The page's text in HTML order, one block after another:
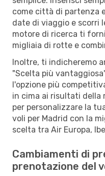
come città di partenza
date di viaggio e scorri
motore di ricerca ti
migliaia di rotte e
Inoltre, ti indicheremo
"Scelta più
l'opzione più
in cima ai risultati della
per personalizzare la
voli per Madrid con la
scelta tra Air Europa,
Cambiamenti di
prenotazione del